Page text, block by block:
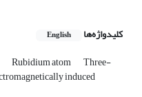
کلیدواژه‌ها English
Rubidium atom Three-
induced